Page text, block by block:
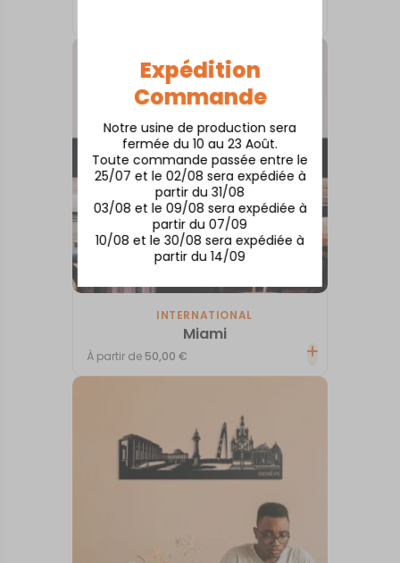
Expédition
Commande
Notre usine de production sera
fermée du 10 au 23 Août.
Toute commande passée entre le
25/07 et le 02/08 sera expédiée à
partir du 31/08
03/08 et le 09/08 sera expédiée à
partir du 07/09
10/08 et le 30/08 sera expédiée à
partir du 14/09
INTERNATIONAL
Miami
À partir de 50,00€